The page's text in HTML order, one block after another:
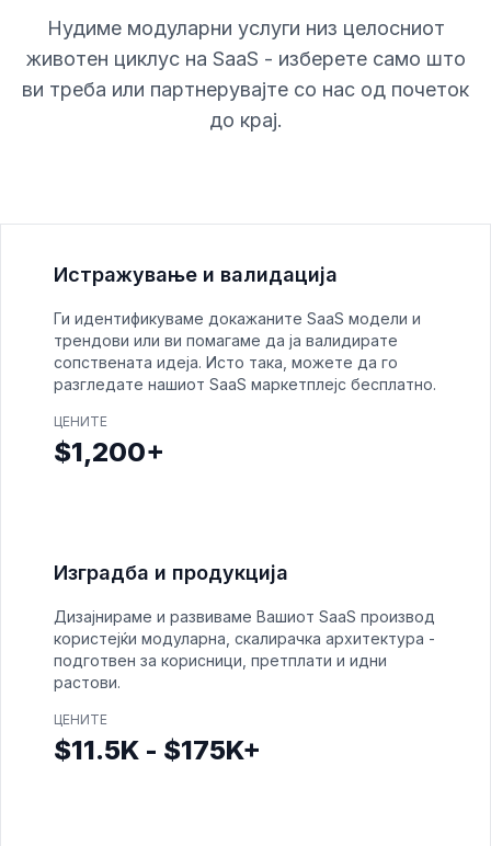
Нудиме модуларни услуги низ целосниот
животен циклус на SaaS - изберете само што
ви треба или партнерувајте со нас од почеток
до крај.
Истражување и валидација
Ги идентификуваме докажаните SaaS модели и
трендови или ви помагаме да ја валидирате
сопствената идеја. Исто така, можете да го
разгледате нашиот SaaS маркетплејс бесплатно.
ЦЕНИТЕ
$1,200+
Изградба и продукција
Дизајнираме и развиваме Вашиот SaaS производ
користејќи модуларна, скалирачка архитектура -
подготвен за корисници, претплати и идни
растови.
ЦЕНИТЕ
$11.5K - $175K+